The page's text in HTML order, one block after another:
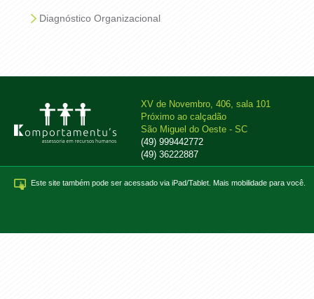
Diagnóstico Organizacional
XV de Novembro, 406, sala 101
Próximo ao calçadão
São Miguel do Oeste - SC
(49) 999442772
(49) 36222887
Este site também pode ser acessado via iPad/Tablet. Mais mobilidade para você.